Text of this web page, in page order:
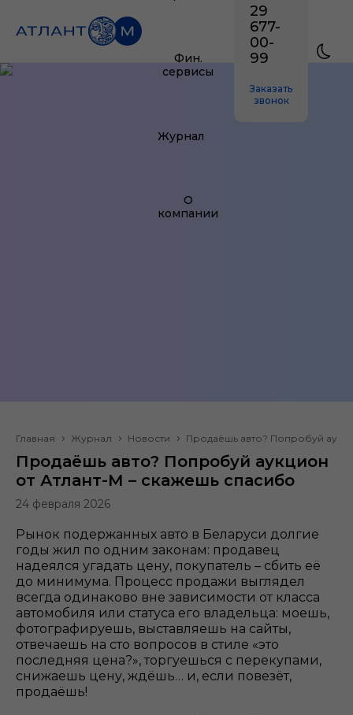
Фин.
сервисы
Журнал
О
компании
29
677-
00-
99
Заказать
звонок
Главная Журнал Новости Продаёшь авто? Попробуй
Продаёшь авто? Попробуй аукцион
от Атлант-М – скажешь спасибо
24 февраля 2026
Рынок подержанных авто в Беларуси долгие
годы жил по одним законам: продавец
надеялся угадать цену, покупатель – сбить её
до минимума. Процесс продажи выглядел
всегда одинаково вне зависимости от класса
автомобиля или статуса его владельца: моешь,
фотографируешь, выставляешь на сайты,
отвечаешь на сто вопросов в стиле «это
последняя цена?», торгуешься с перекупами,
снижаешь цену, ждёшь… и, если повезёт,
продаёшь!